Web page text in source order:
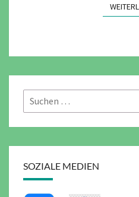
Suchen
nach:
SOZIALE MEDIEN